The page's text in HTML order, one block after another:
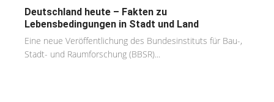
Deutschland heute – Fakten zu
Lebensbedingungen in Stadt und Land
Eine neue Veröffentlichung des Bundesinstituts für Bau-,
Stadt- und Raumforschung (BBSR)...